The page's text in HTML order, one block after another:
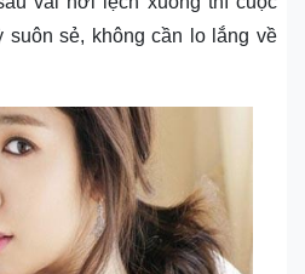
suôn sẻ, không cần lo lắng về